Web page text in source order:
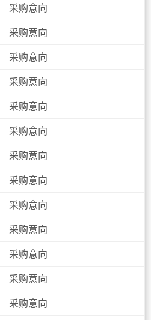
采购意向
采购意向
采购意向
采购意向
采购意向
采购意向
采购意向
采购意向
采购意向
采购意向
采购意向
采购意向
采购意向